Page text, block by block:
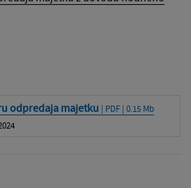
odpredaja majetku | PDF | 0.15 Mb